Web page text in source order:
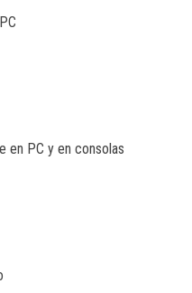
en PC y en consolas